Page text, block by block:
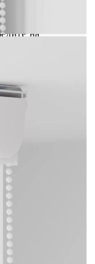
така има и
на